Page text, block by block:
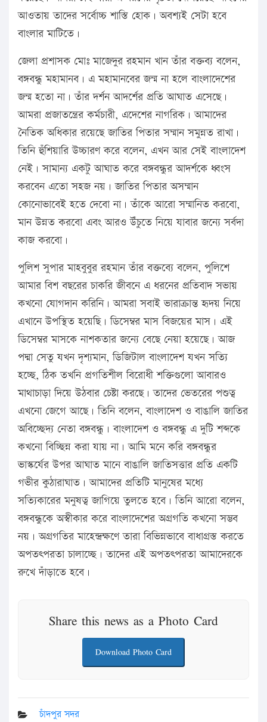
আওতায় তাদের সর্বোচ্চ শাস্তি হোক। অবশ্যই সেটা হবে
বাংলার মাটিতে।
জেলা প্রশাসক মোঃ মাজেদুর রহমান খান তাঁর বক্তব্য বলেন,
বঙ্গবন্ধু মহামানব। এ মহামানবের জন্ম না হলে বাংলাদেশের
জন্ম হতো না। তাঁর দর্শন আদর্শের প্রতি আঘাত এসেছে।
আমরা প্রজাতন্ত্রের কর্মচারী, এদেশের নাগরিক। আমাদের
নৈতিক অধিকার রয়েছে জাতির পিতার সম্মান সমুন্নত রাখা।
তিনি হুঁশিয়ারি উচ্চারণ করে বলেন, এখন আর সেই বাংলাদেশ
নেই। সামান্য একটু আঘাত করে বঙ্গবন্ধুর আদর্শকে ধ্বংস
করবেন এতো সহজ নয়। জাতির পিতার অসম্মান
কোনোভাবেই হতে দেবো না। তাঁকে আরো সম্মানিত করবো,
মান উন্নত করবো এবং আরও উঁচুতে নিয়ে যাবার জন্যে সর্বদা
কাজ করবো।
পুলিশ সুপার মাহবুবুর রহমান তাঁর বক্তব্যে বলেন, পুলিশে
আমার বিশ বছরের চাকরি জীবনে এ ধরনের প্রতিবাদ সভায়
কখনো যোগদান করিনি। আমরা সবাই ভারাক্রান্ত হৃদয় নিয়ে
এখানে উপস্থিত হয়েছি। ডিসেম্বর মাস বিজয়ের মাস। এই
ডিসেম্বর মাসকে নাশকতার জন্যে বেছে নেয়া হয়েছে। আজ
পদ্মা সেতু যখন দৃশ্যমান, ডিজিটাল বাংলাদেশ যখন সত্যি
হচ্ছে, ঠিক তখনি প্রগতিশীল বিরোধী শক্তিগুলো আবারও
মাথাচাড়া দিয়ে উঠবার চেষ্টা করছে। তাদের ভেতরের পশুত্ব
এখনো জেগে আছে। তিনি বলেন, বাংলাদেশ ও বাঙালি জাতির
অবিচ্ছেদ্য নেতা বঙ্গবন্ধু। বাংলাদেশ ও বঙ্গবন্ধু এ দুটি শব্দকে
কখনো বিচ্ছিন্ন করা যায় না। আমি মনে করি বঙ্গবন্ধুর
ভাস্কর্যের উপর আঘাত মানে বাঙালি জাতিসত্তার প্রতি একটি
গভীর কুঠারাঘাত। আমাদের প্রতিটি মানুষের মধ্যে
সত্যিকারের মনুষত্ব জাগিয়ে তুলতে হবে। তিনি আরো বলেন,
বঙ্গবন্ধুকে অস্বীকার করে বাংলাদেশের অগ্রগতি কখনো সম্ভব
নয়। অগ্রগতির মাহেন্দ্রক্ষণে তারা বিভিন্নভাবে বাধাগ্রস্ত করতে
অপতৎপরতা চালাচ্ছে। তাদের এই অপতৎপরতা আমাদেরকে
রুখে দাঁড়াতে হবে।
Share this news as a Photo Card
Download Photo Card
চাঁদপুর সদর